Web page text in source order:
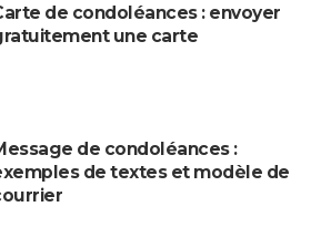
de condoléances : envoyer
une carte
de condoléances :
de textes et modèle de